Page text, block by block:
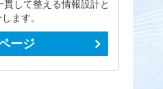
して整える情報設計と
ます。
ージ